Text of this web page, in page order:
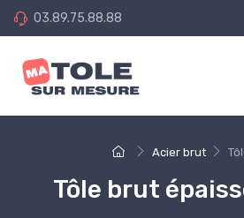
03.89.75.88.88
Acier brut
Tôle brut